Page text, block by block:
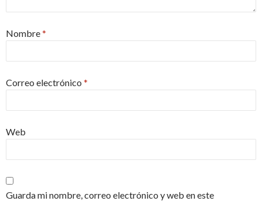
Nombre*
Correo electrónico *
Web
Guarda mi nombre, correo electrónico y web en este